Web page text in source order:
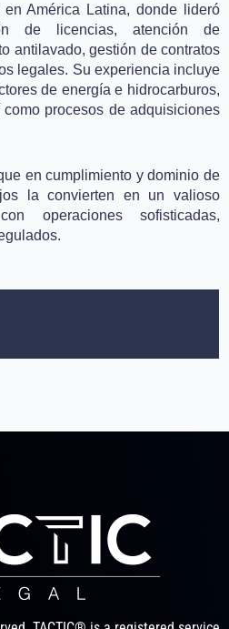
América Latina, donde lideró
de licencias, atención de
antilavado, gestión de contratos
legales. Su experiencia incluye
de energía e hidrocarburos,
procesos de adquisiciones
en cumplimiento y dominio de
la convierten en un valioso
operaciones sofisticadas,